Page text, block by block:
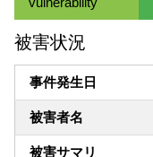
被害状況
事件発生日
被害者名
被害サマリ